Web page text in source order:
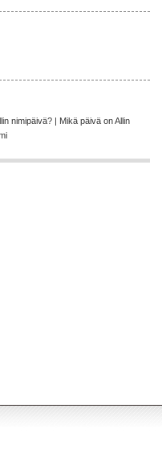
nimipäivä? | Mikä päivä on Allin